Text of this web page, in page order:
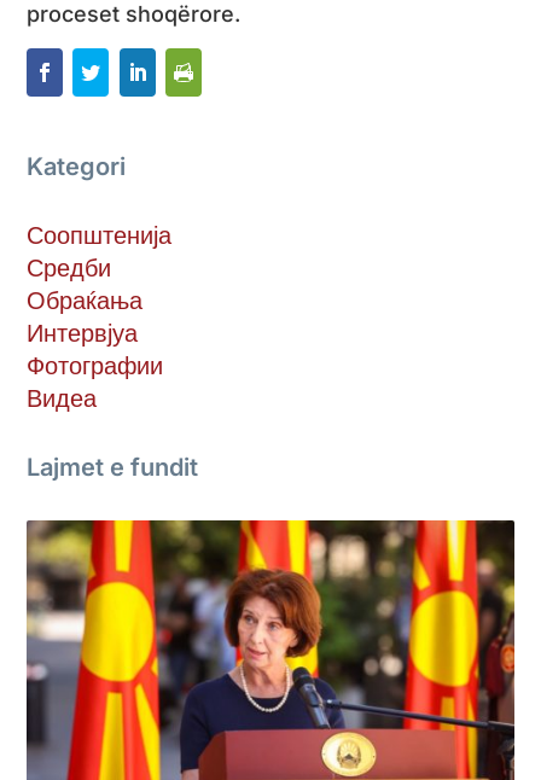
proceset shoqërore.
Kategori
Соопштенија
Средби
Обраќања
Интервјуа
Фотографии
Видеа
Lajmet e fundit